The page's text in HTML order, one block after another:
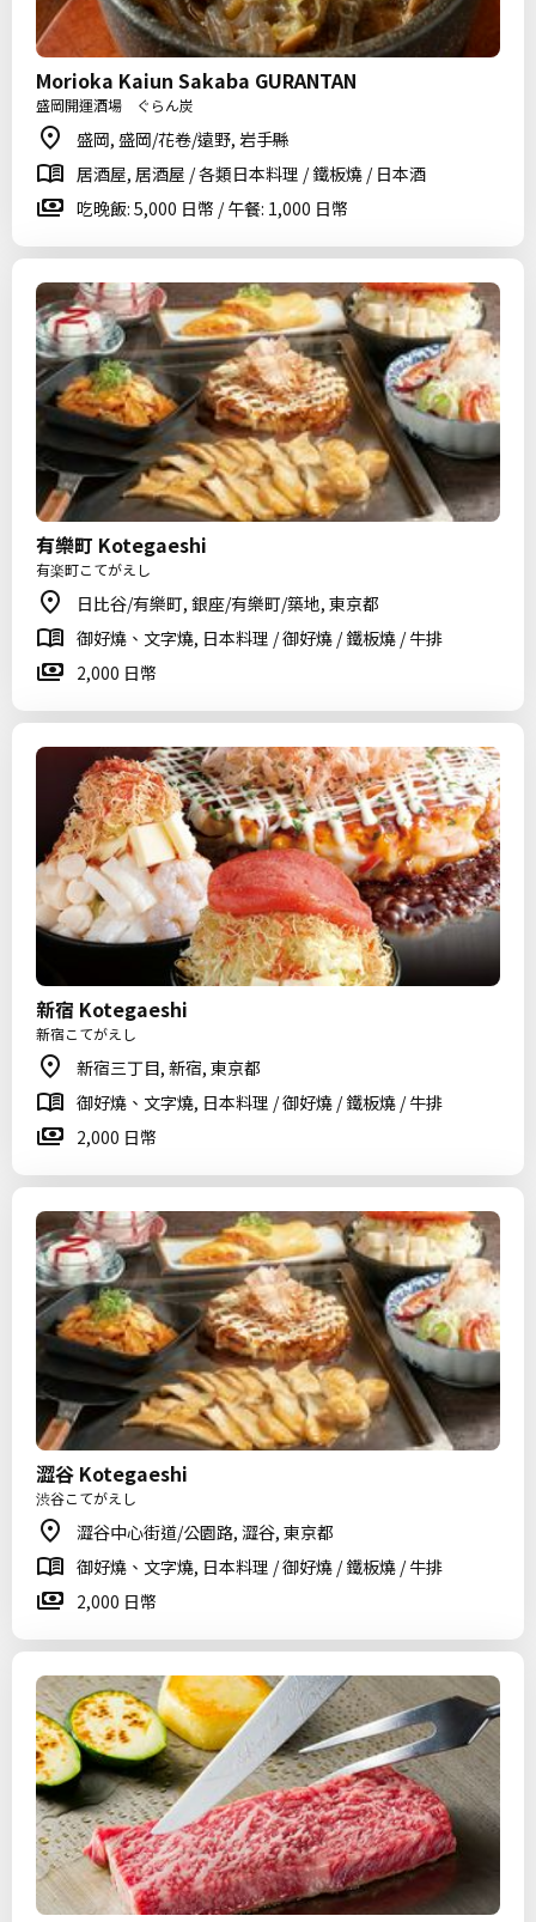
Morioka Kaiun Sakaba GURANTAN
盛岡開運酒場 ぐらん炭
盛岡, 盛岡/花卷/遠野, 岩手縣
居酒屋, 居酒屋 / 各類日本料理 / 鐵板燒 / 日本酒
吃晚飯: 5,000 日幣 / 午餐: 1,000 日幣
有樂町 Kotegaeshi
有楽町こてがえし
日比谷/有樂町, 銀座/有樂町/築地, 東京都
御好燒、文字燒, 日本料理 / 御好燒 / 鐵板燒 / 牛排
2,000 日幣
新宿 Kotegaeshi
新宿こてがえし
新宿三丁目, 新宿, 東京都
御好燒、文字燒, 日本料理 / 御好燒 / 鐵板燒 / 牛排
2,000 日幣
澀谷 Kotegaeshi
渋谷こてがえし
澀谷中心街道/公園路, 澀谷, 東京都
御好燒、文字燒, 日本料理 / 御好燒 / 鐵板燒 / 牛排
2,000 日幣